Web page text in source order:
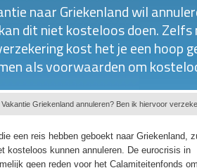
naar Griekenland wil
dit niet kosteloos doen.
kost het je een hoop
als voorwaarden om
Vakantie Griekenland annuleren? Ben ik hiervoor
een reis hebben geboekt naar Griekenland,
kosteloos kunnen annuleren. De eurocrisis in
geen reden voor het Calamiteitenfonds